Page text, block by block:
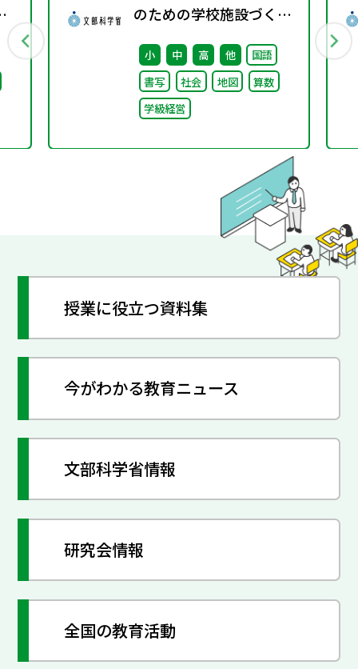
のための学校施設づくり
のアイディア集」の公表
について
小 中 高 他
国語
書写
社会 地図
算数
学級経営
授業に役立つ資料集
今がわかる教育ニュース
文部科学省情報
研究会情報
全国の教育活動